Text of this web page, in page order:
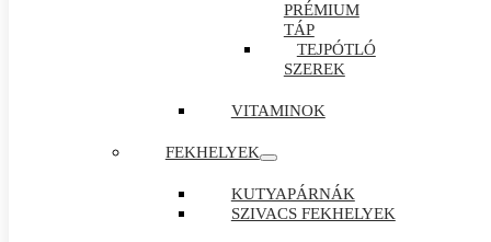
PRÉMIUM
TÁP
TEJPÓTLÓ
SZEREK
VITAMINOK
FEKHELYEK
KUTYAPÁRNÁK
SZIVACS FEKHELYEK